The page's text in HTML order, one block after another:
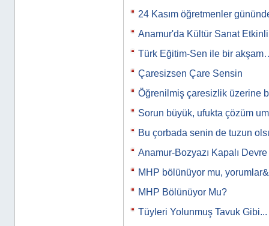
24 Kasım öğretmenler
Anamur'da Kültür Sanat
Türk Eğitim-Sen ile bir
Çaresizsen Çare Sensin
Öğrenilmiş çaresizlik üzerine
Sorun büyük, ufukta çözüm
Bu çorbada senin de tuzun
Anamur-Bozyazı Kapalı
MHP bölünüyor mu,
MHP Bölünüyor Mu?
Tüyleri Yolunmuş Tavuk Gibi...